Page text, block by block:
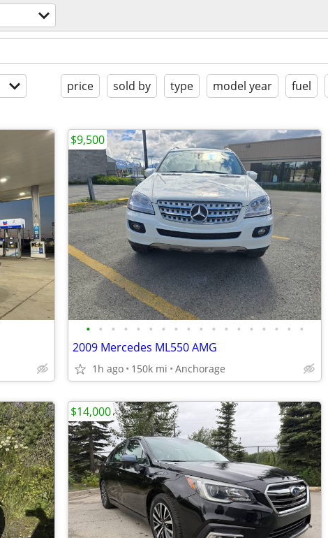
price sold by type model year fuel
• • • • • • • • • • • • • • • • • •
2009 Mercedes ML550 AMG
1h ago 150k mi Anchorage
$9,500
$14,000